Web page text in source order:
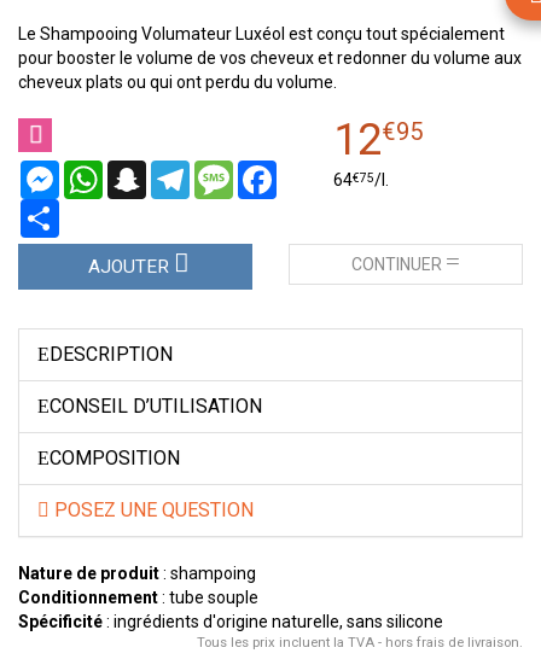
Le Shampooing Volumateur Luxéol est conçu tout spécialement
pour booster le volume de vos cheveux et redonner du volume aux
cheveux plats ou qui ont perdu du volume.
MessengerWhatsAppSnapchatTelegramMessageFacebook
12€95
64€75/
AJOUTER CONTINUER
DESCRIPTION
CONSEIL D’UTILISATION
COMPOSITION
POSEZ UNE QUESTION
Nature de produit: shampoing
Conditionnement: tube souple
Spécificité: ingrédients d'origine naturelle, sans silicone
Tous les prix incluent la TVA - hors frais de livraison.